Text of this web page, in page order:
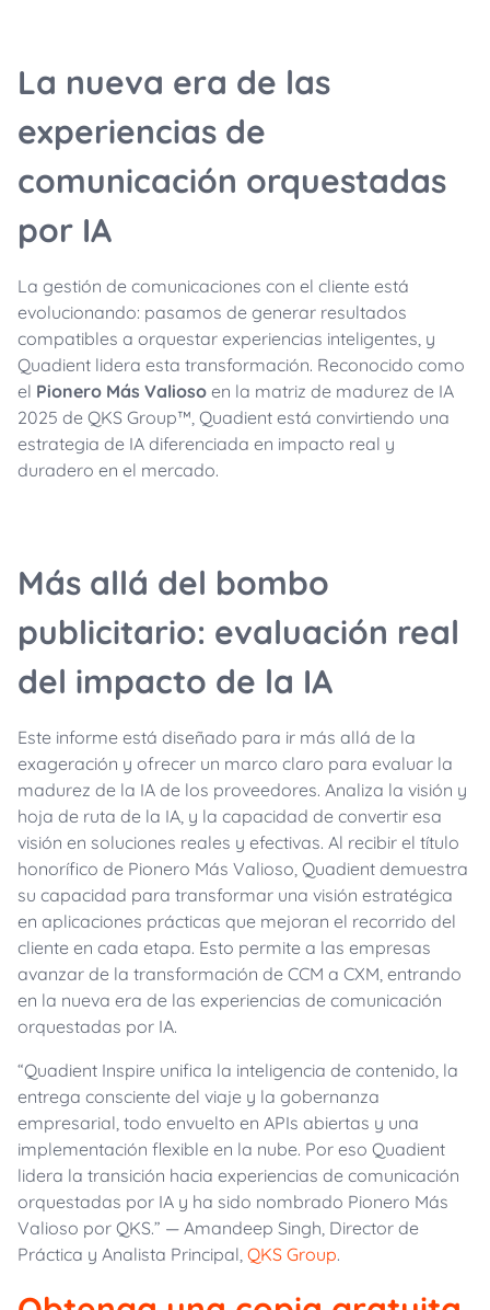
La nueva era de las
experiencias de
comunicación orquestadas
por IA
La gestión de comunicaciones con el cliente está
evolucionando: pasamos de generar resultados
compatibles a orquestar experiencias inteligentes, y
Quadient lidera esta transformación. Reconocido como
el Pionero Más Valioso en la matriz de madurez de IA
2025 de QKS Group™, Quadient está convirtiendo una
estrategia de IA diferenciada en impacto real y
duradero en el mercado.
Más allá del bombo
publicitario: evaluación real
del impacto de la IA
Este informe está diseñado para ir más allá de la
exageración y ofrecer un marco claro para evaluar la
madurez de la IA de los proveedores. Analiza la visión y
hoja de ruta de la IA, y la capacidad de convertir esa
visión en soluciones reales y efectivas. Al recibir el título
honorífico de Pionero Más Valioso, Quadient demuestra
su capacidad para transformar una visión estratégica
en aplicaciones prácticas que mejoran el recorrido del
cliente en cada etapa. Esto permite a las empresas
avanzar de la transformación de CCM a CXM, entrando
en la nueva era de las experiencias de comunicación
orquestadas por IA.
“Quadient Inspire unifica la inteligencia de contenido, la
entrega consciente del viaje y la gobernanza
empresarial, todo envuelto en APIs abiertas y una
implementación flexible en la nube. Por eso Quadient
lidera la transición hacia experiencias de comunicación
orquestadas por IA y ha sido nombrado Pionero Más
Valioso por QKS.” — Amandeep Singh, Director de
Práctica y Analista Principal, QKS Group.